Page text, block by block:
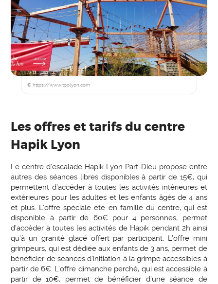
© https://www.toolyon.com
Les offres et tarifs du centre
Hapik Lyon
Le centre d’escalade Hapik Lyon Part-Dieu propose entre
autres des séances libres disponibles à partir de 15€, qui
permettent d’accéder à toutes les activités intérieures et
extérieures pour les adultes et les enfants âgés de 4 ans
et plus. L’offre spéciale été en famille du centre, qui est
disponible à partir de 60€ pour 4 personnes, permet
d’accéder à toutes les activités de Hapik pendant 2h ainsi
qu’à un granité glacé offert par participant. L’offre mini
grimpeurs, qui est dédiée aux enfants de 3 ans, permet de
bénéficier de séances d’initiation à la grimpe accessibles à
partir de 6€. L’offre dimanche perché, qui est accessible à
partir de 10€, permet de bénéficier d’une séance de